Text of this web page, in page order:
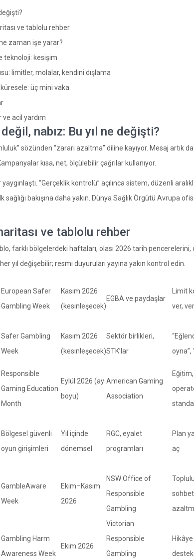
ve tablolu rehber
zaman işe yarar?
teknoloji: kesişim
limitler, molalar, kendini dışlama
üç mini vaka
ve acil yardım
nabız: Bu yıl ne değişti?
sözünden “zararı azaltma” diline kayıyor. Mesaj artık
kısa, net, ölçülebilir çağrılar kullanıyor.
“Gerçeklik kontrolü” açılınca sistem, düzenli
sağlığı bakışına daha yakın. Dünya Sağlık Örgütü Avrupa
ve tablolu rehber
farklı bölgelerdeki haftaları, olası 2026 tarih
yıl değişebilir; resmi duyuruları yayına yakın kontrol edin.
European Safer
Gambling Week
Kasım 2026
(kesinleşecek)
EGBA ve paydaşlar
Limit
ver,
Safer Gambling
Week
Kasım 2026
(kesinleşecek)
Sektör birlikleri,
STK’lar
oyna”,
Responsible
Gaming Education
Month
Eylül 2026 (ay
boyu)
American Gaming
Association
Bölgesel güvenli
oyun girişimleri
Yıl içinde
dönemsel
RGC, eyalet
programları
Plan
aç
GambleAware
Week
Ekim–Kasım
2026
NSW Office of
Responsible
Gambling
Gambling Harm
Awareness Week
Ekim 2026
Victorian
Responsible
Gambling
Hikâye
destek